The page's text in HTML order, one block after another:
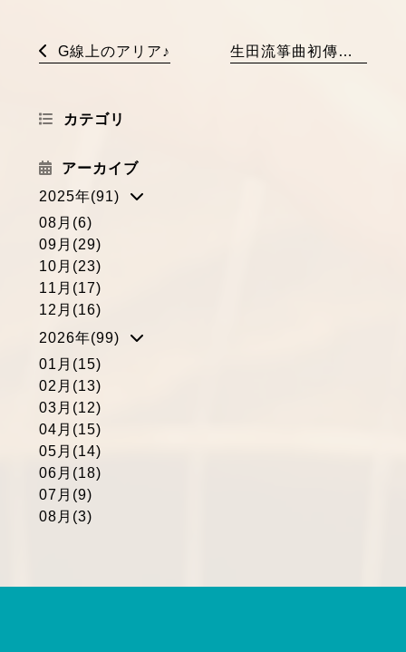
G線上のアリア♪ 生田流箏曲初傳お免状授与式を執り行いました
カテゴリ
アーカイブ
2025年(91)
08月(6)
09月(29)
10月(23)
11月(17)
12月(16)
2026年(99)
01月(15)
02月(13)
03月(12)
04月(15)
05月(14)
06月(18)
07月(9)
08月(3)